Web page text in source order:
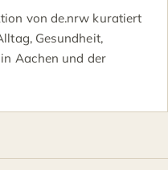
von de.nrw kuratiert
Gesundheit,
Aachen und der